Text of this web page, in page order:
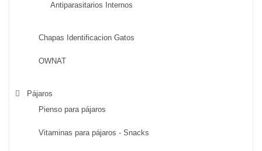
Antiparasitarios Internos
Chapas Identificacion Gatos
OWNAT
Pájaros
Pienso para pájaros
Vitaminas para pájaros - Snacks